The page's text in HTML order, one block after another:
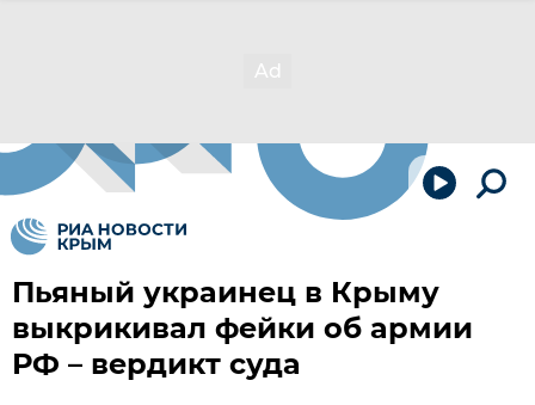
Пьяный украинец в Крыму
выкрикивал фейки об армии
РФ – вердикт суда